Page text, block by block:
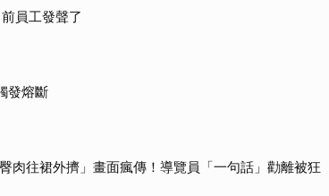
員工發聲了
發熔斷
肉往裙外擠」畫面瘋傳！導覽員「一句話」勸離被狂